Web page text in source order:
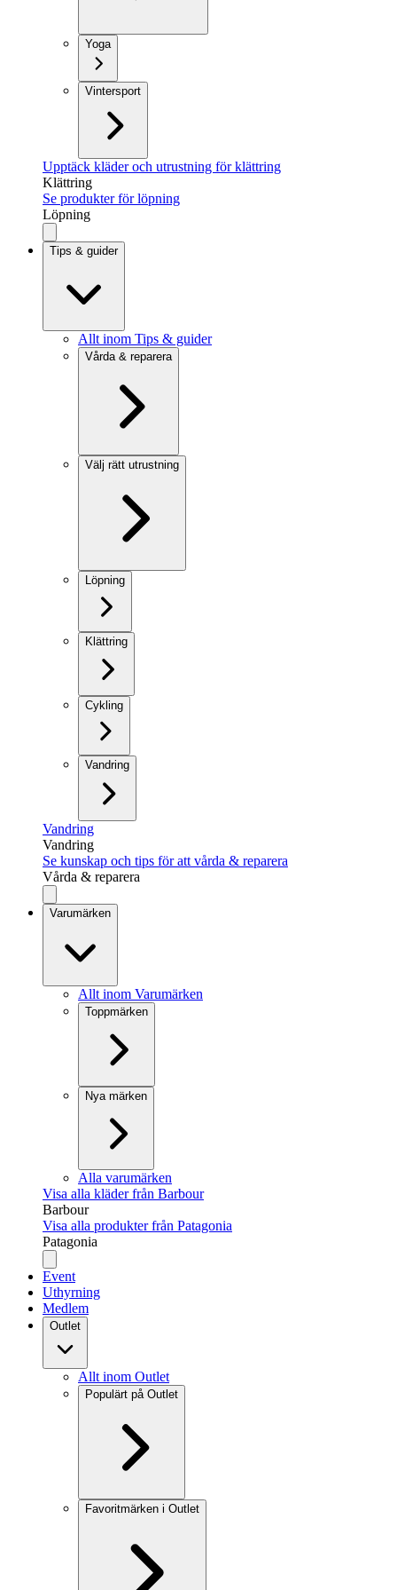
Yoga
Vintersport
Upptäck kläder och utrustning för klättring
Klättring
Se produkter för löpning
Löpning
Tips & guider
Allt inom Tips & guider
Vårda & reparera
Välj rätt utrustning
Löpning
Klättring
Cykling
Vandring
Vandring
Vandring
Se kunskap och tips för att vårda & reparera
Vårda & reparera
Varumärken
Allt inom Varumärken
Toppmärken
Nya märken
Alla varumärken
Visa alla kläder från Barbour
Barbour
Visa alla produkter från Patagonia
Patagonia
Event
Uthyrning
Medlem
Outlet
Allt inom Outlet
Populärt på Outlet
Favoritmärken i Outlet